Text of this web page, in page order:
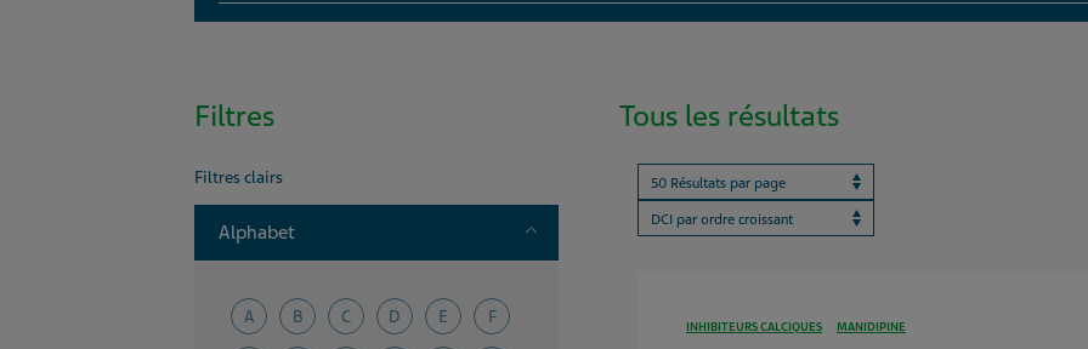
Filtres
Filtres clairs
Alphabet Toggle
A B C D E F
Tous les résultats
Results per page
ProductBrandName
INHIBITEURS CALCIQUES MANIDIPINE